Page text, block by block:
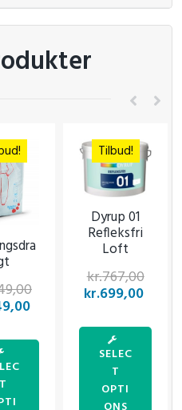
T
Tilbud!
Dyrup 01
Refleksfri
Loft
kr.767,00
kr.699,00
SELEC
T
OPTI